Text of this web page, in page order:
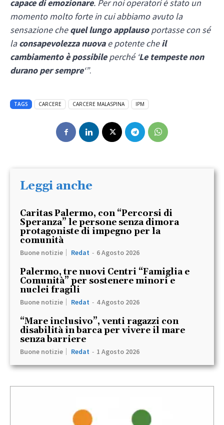
capace di emozionare. Per noi operatori è stato un
momento molto forte in cui abbiamo avuto la
sensazione chequel lungo applausoportasse con sé
laconsapevolezza nuovae potente cheil
cambiamento è possibileperché ‘Le tempeste non
durano per sempre‘”.
TAGS CARCERE CARCERE MALASPINA IPM
Leggi anche
Caritas Palermo, con “Percorsi di
Speranza” le persone senza dimora
protagoniste di impegno per la
comunità
Buone notizie Redat - 6 Agosto 2026
Palermo, tre nuovi Centri “Famiglia e
Comunità” per sostenere minori e
nuclei fragili
Buone notizie Redat - 4 Agosto 2026
“Mare inclusivo”, venti ragazzi con
disabilità in barca per vivere il mare
senza barriere
Buone notizie Redat - 1 Agosto 2026